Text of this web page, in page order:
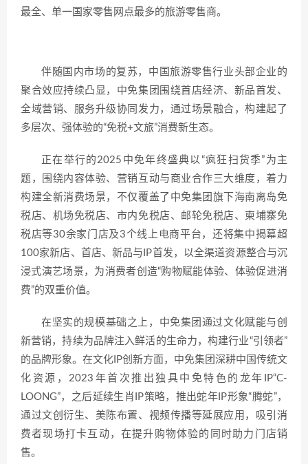
最全、单一国家零售网点最多的旅游零售商。
伴随国内市场的复苏，中国旅游零售行业头部企业的
聚合效应持续凸显，中免集团围绕首店经济、新品首发、
全域营销、服务升级协同发力，通过场景融合，构建起了
多层次、强体验的“免税+文旅”消费新生态。
正在举行的2025中免年终盛典以“疯狂扫货季”为主
题，围绕内容体验、营销互动与商业合作三大维度，着力
构建全新消费场景，不仅覆盖了中免集团旗下海南离岛免
税店、机场免税店、市内免税店、邮轮免税店、柬埔寨免
税店等30余家门店及3个线上电商平台，还将集中揭幕超
100家新店、首店、新品与IP首发，以全渠道资源整合与沉
浸式演艺场景，为消费者创造“购物赋能体验、体验促进消
费”的双重价值。
在坚实的规模基础之上，中免集团通过文化赋能与创
新营销，持续为品牌注入鲜活的生命力，构建行业“引领者”
的品牌形象。在文化IP创新方面，中免集团深耕中国传统文
化资源，2023年首次推出独具中免特色的龙年IP“C-
LOONG”，之后延续生肖IP策略，推出蛇年IP形象“腾蛇”，
通过文创衍生、美陈布置、视频传播等延展应用，吸引消
费者现场打卡互动，在提升购物体验的同时助力门店销
售。